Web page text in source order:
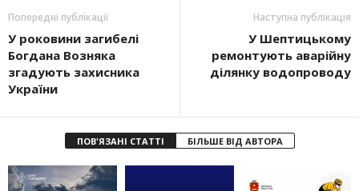
Попередні публікації
У роковини загибелі
Богдана Возняка
згадують захисника
України
Наступна публікація
У Шептицькому
ремонтують аварійну
ділянку водопроводу
ПОВ'ЯЗАНІ СТАТТІ БІЛЬШЕ ВІД АВТОРА